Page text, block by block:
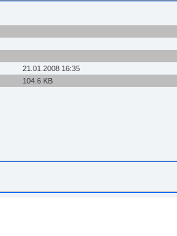
21.01.2008 16:35
104.6 KB